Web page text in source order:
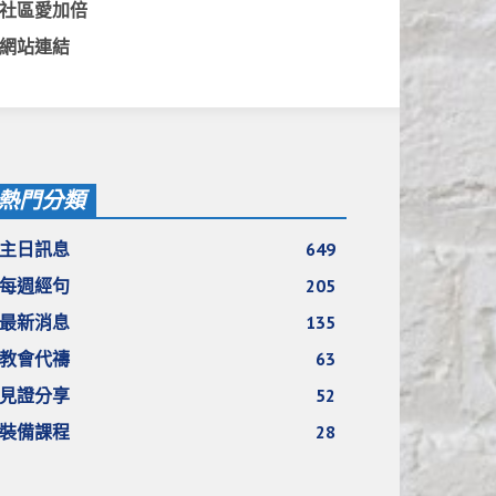
社區愛加倍
網站連結
門分類
主日訊息
649
每週經句
205
最新消息
135
教會代禱
63
見證分享
52
裝備課程
28